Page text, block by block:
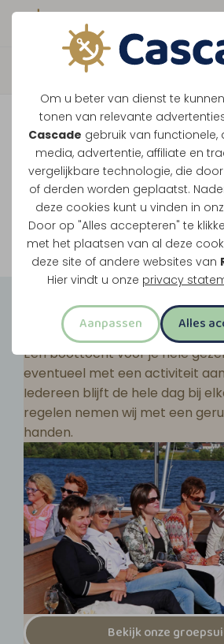
Om u beter van dienst te
tonen van relevante
Cascade gebruik van functionele,
media, advertentie, affiliate en
vergelijkbare technologie, die door
of derden worden geplaatst.
deze cookies kunt u vinden in
Door op "Alles accepteren" te
met het plaatsen van al deze
deze site of andere websites van
Hier vindt u onze privacy
Aanpassen Alles
Boek direct je
Vaar je mee
Ondanks de lage
onze vaarten
Bekijk onze
Groepsuitjes
Een boottocht voor je hele
eventueel met een activiteit
Iedereen blijft de hele dag bij
regelen nemen wij met een
handen.
Bekijk onze